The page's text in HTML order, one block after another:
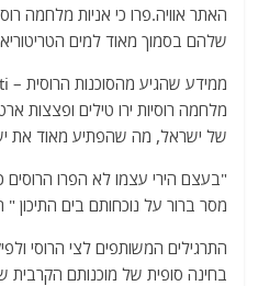
p
p
m
האתר אוויה.פרו כי אניות מלחמה
שלהם בסמוך מאוד למים
מלחמה רוסיות ירו טילים ופצצות
של ישראל, מה שהפתיע מאוד את
"בעצם הירי עצמו לא הפרו הרוסים
מסר ברור על נוכחותם בים התיכון "
התרגילים המשותפים לצי הרוסי
בחינה סופית של מוכנותם הקרבית